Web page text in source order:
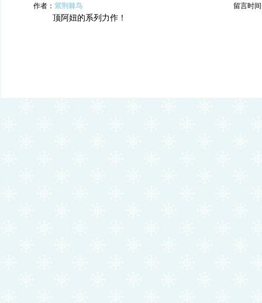
作者： 紫荆棘鸟 留言时间
顶阿妞的系列力作！